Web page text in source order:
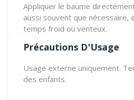
Appliquer le baume
aussi souvent que nécessaire,
temps froid ou venteux.
Précautions D'Usage
Usage externe uniquement.
des enfants.